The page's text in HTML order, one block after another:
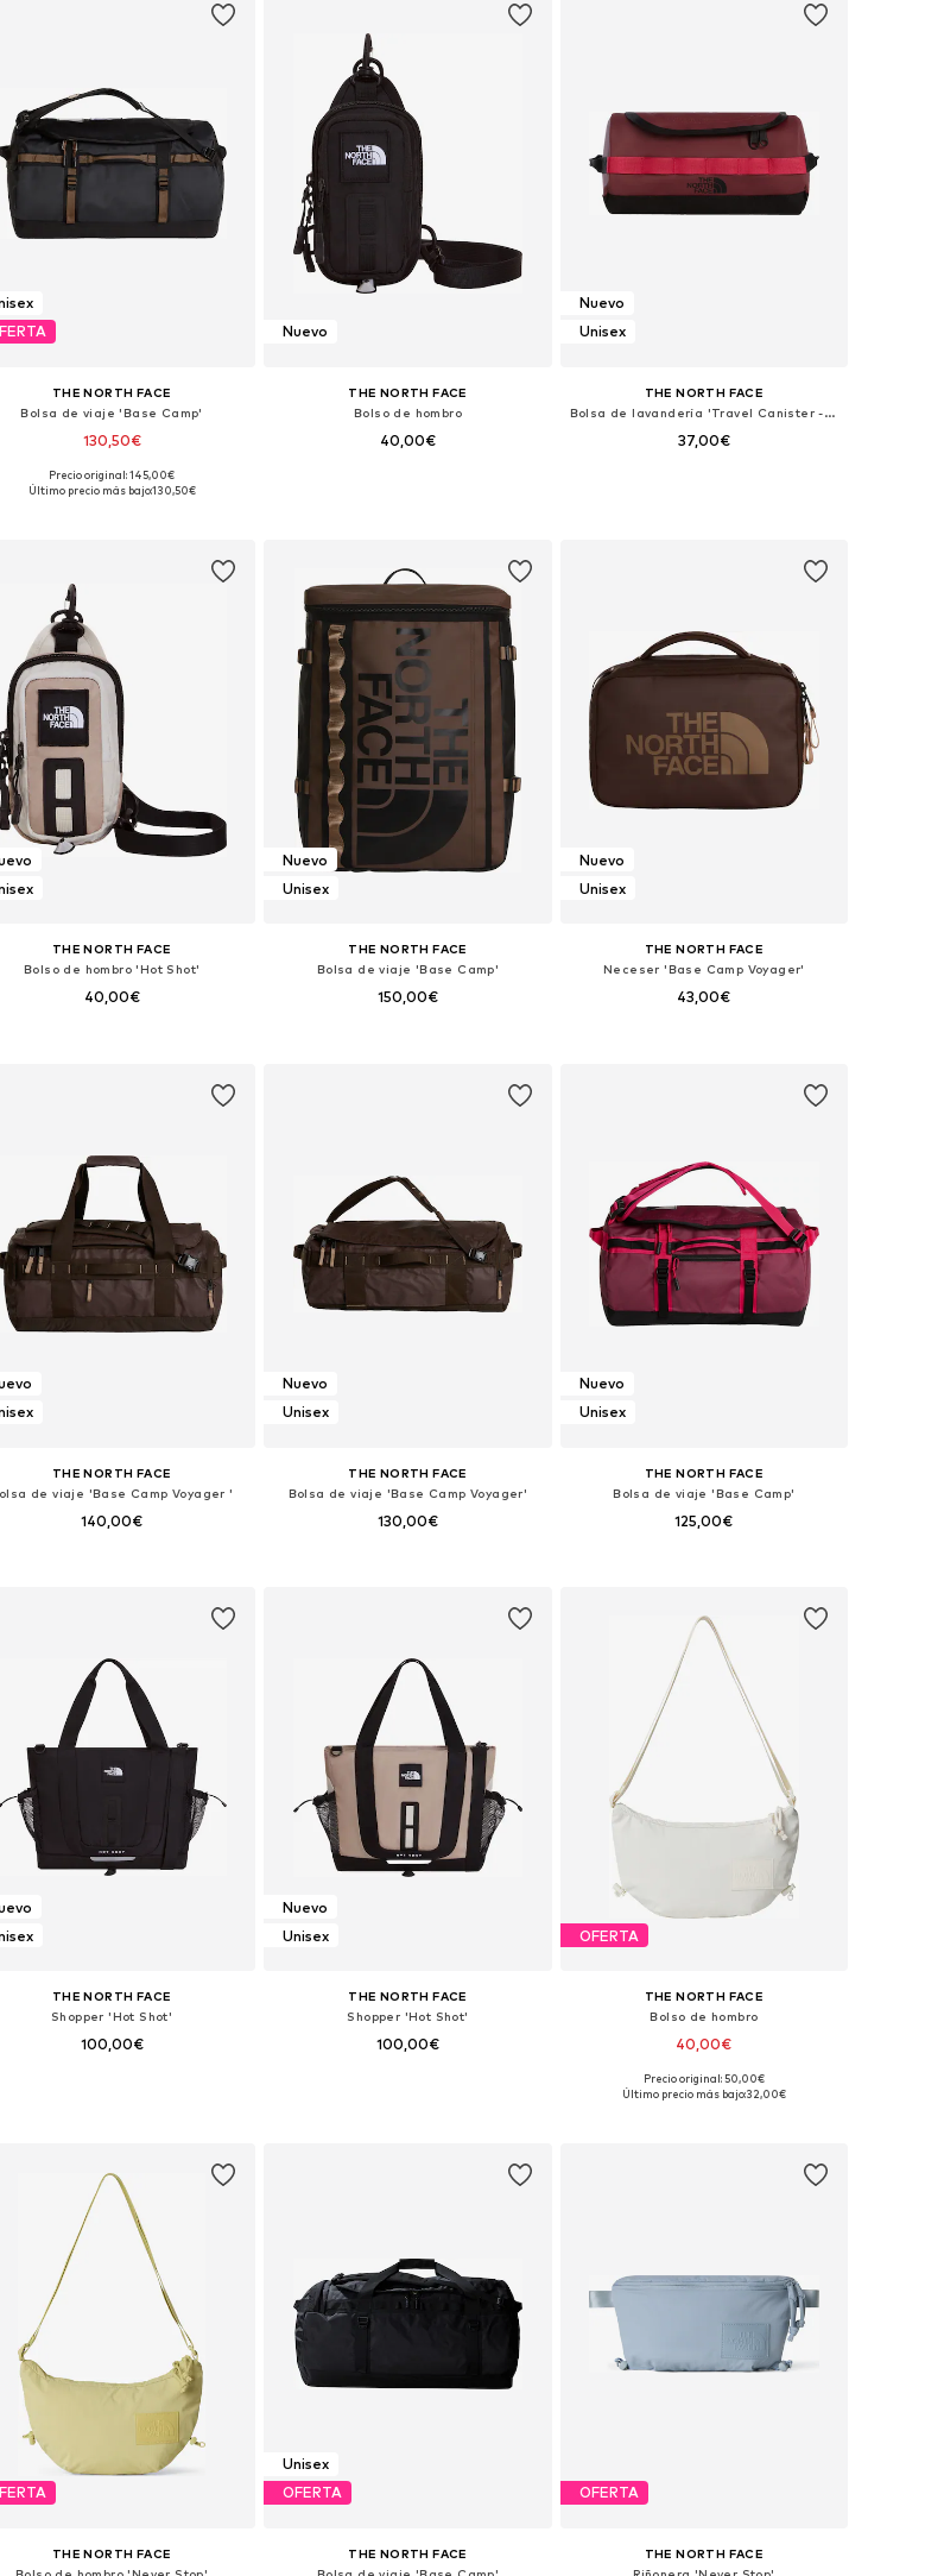
THE NORTH FACE
Bolsa de viaje 'Base Camp'
130,50€
+6
Tallas disponibles: One Size
Precio original: 145,00€
Último precio más bajo:130,50€
Nuevo
THE NORTH FACE
Bolso de hombro
40,00€
Nuevo
Unisex
THE NORTH FACE
Bolsa de lavandería 'Travel Canister - S'
37,00€
THE NORTH FACE
Bolso de hombro 'Hot Shot'
40,00€
Nuevo
Unisex
THE NORTH FACE
Bolsa de viaje 'Base Camp'
150,00€
Nuevo
Unisex
THE NORTH FACE
Neceser 'Base Camp Voyager'
43,00€
THE NORTH FACE
de viaje 'Base Camp Voyager '
140,00€
Nuevo
Unisex
THE NORTH FACE
Bolsa de viaje 'Base Camp Voyager'
130,00€
Nuevo
Unisex
THE NORTH FACE
Bolsa de viaje 'Base Camp'
125,00€
THE NORTH FACE
Shopper 'Hot Shot'
100,00€
Nuevo
Unisex
THE NORTH FACE
Shopper 'Hot Shot'
100,00€
OFERTA
THE NORTH FACE
Bolso de hombro
40,00€
Tallas disponibles: One Size
Precio original: 50,00€
Último precio más bajo:32,00€
THE NORTH FACE
Bolso de hombro 'Never Stop'
Unisex
OFERTA
THE NORTH FACE
Bolsa de viaje 'Base Camp'
OFERTA
THE NORTH FACE
Riñonera 'Never Stop'